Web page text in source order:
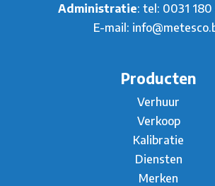
Administratie: tel: 0031
E-mail:
Producten
Verhuur
Verkoop
Kalibratie
Diensten
Merken